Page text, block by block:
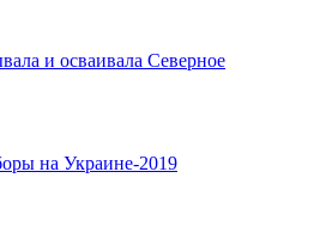
и осваивала Северное
на Украине-2019